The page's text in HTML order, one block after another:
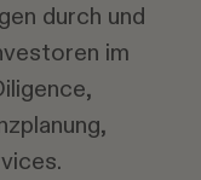
durch und
im